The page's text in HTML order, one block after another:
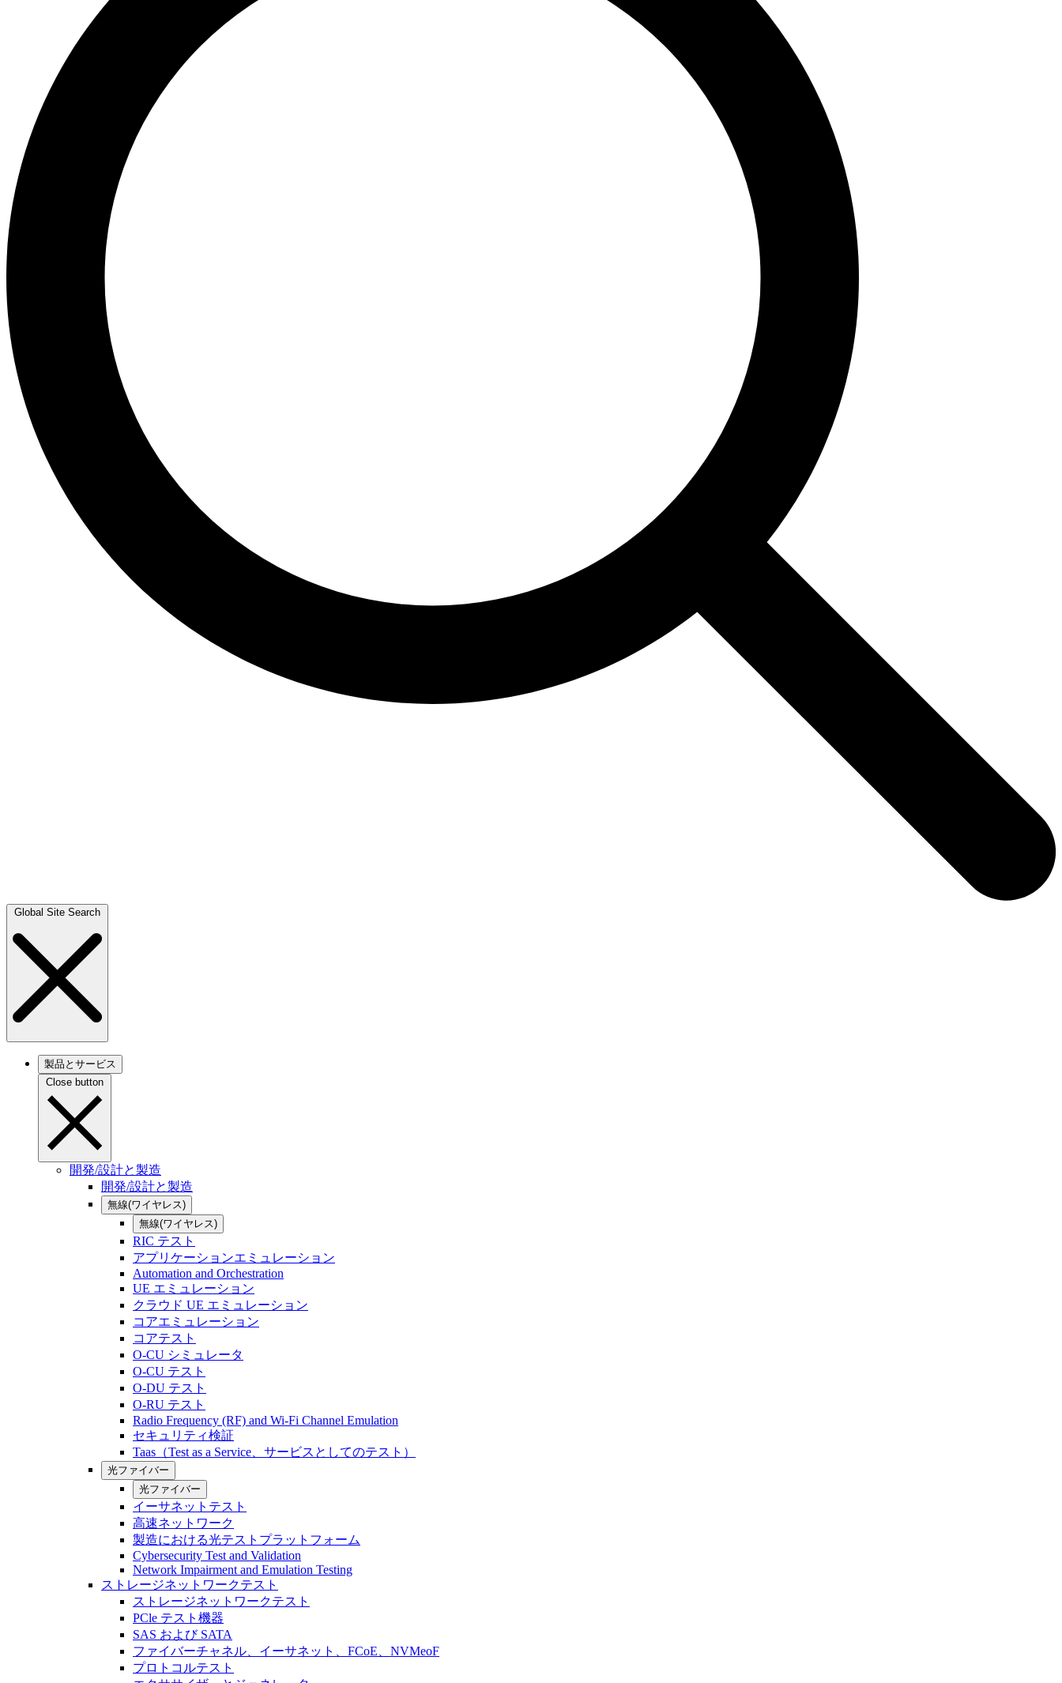
Global Site Search
製品とサービス
Close button
開発/設計と製造
開発/設計と製造
無線(ワイヤレス)
無線(ワイヤレス)
RIC テスト
アプリケーションエミュレーション
Automation and Orchestration
UE エミュレーション
クラウド UE エミュレーション
コアエミュレーション
コアテスト
O-CU シミュレータ
O-CU テスト
O-DU テスト
O-RU テスト
Radio Frequency (RF) and Wi-Fi Channel Emulation
セキュリティ検証
Taas（Test as a Service、サービスとしてのテスト）
光ファイバー
光ファイバー
イーサネットテスト
高速ネットワーク
製造における光テストプラットフォーム
Cybersecurity Test and Validation
Network Impairment and Emulation Testing
ストレージネットワークテスト
ストレージネットワークテスト
PCle テスト機器
SAS および SATA
ファイバーチャネル、イーサネット、FCoE、NVMeoF
プロトコルテスト